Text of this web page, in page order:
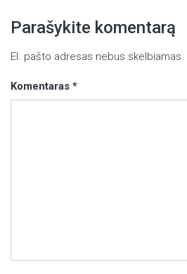
Parašykite komentarą
El. pašto adresas nebus skelbiamas.
Komentaras *